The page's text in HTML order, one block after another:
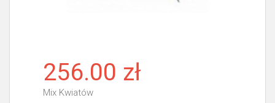
256.00 zł
Mix Kwiatów